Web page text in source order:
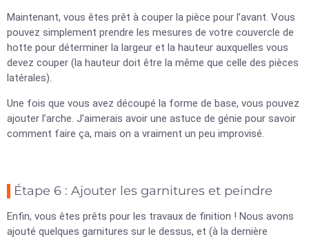
Maintenant, vous êtes prêt à couper la pièce pour l’avant. Vous
pouvez simplement prendre les mesures de votre couvercle de
hotte pour déterminer la largeur et la hauteur auxquelles vous
devez couper (la hauteur doit être la même que celle des pièces
latérales).
Une fois que vous avez découpé la forme de base, vous pouvez
ajouter l’arche. J’aimerais avoir une astuce de génie pour savoir
comment faire ça, mais on a vraiment un peu improvisé.
Étape 6 : Ajouter les garnitures et peindre
Enfin, vous êtes prêts pour les travaux de finition ! Nous avons
ajouté quelques garnitures sur le dessus, et (à la dernière